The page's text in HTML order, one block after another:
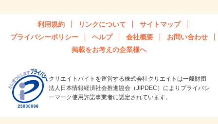
利用規約 リンクについて
サイトマップ
プライバシーポリシー
ヘルプ 会社概要
お問い合わせ
掲載をお考えの企業様へ
クリエイトバイトを運営する株式会社クリエイトは一般財団
法人日本情報経済社会推進協会（JIPDEC）によりプライバシ
ーマーク使用許諾事業者に認定されています。